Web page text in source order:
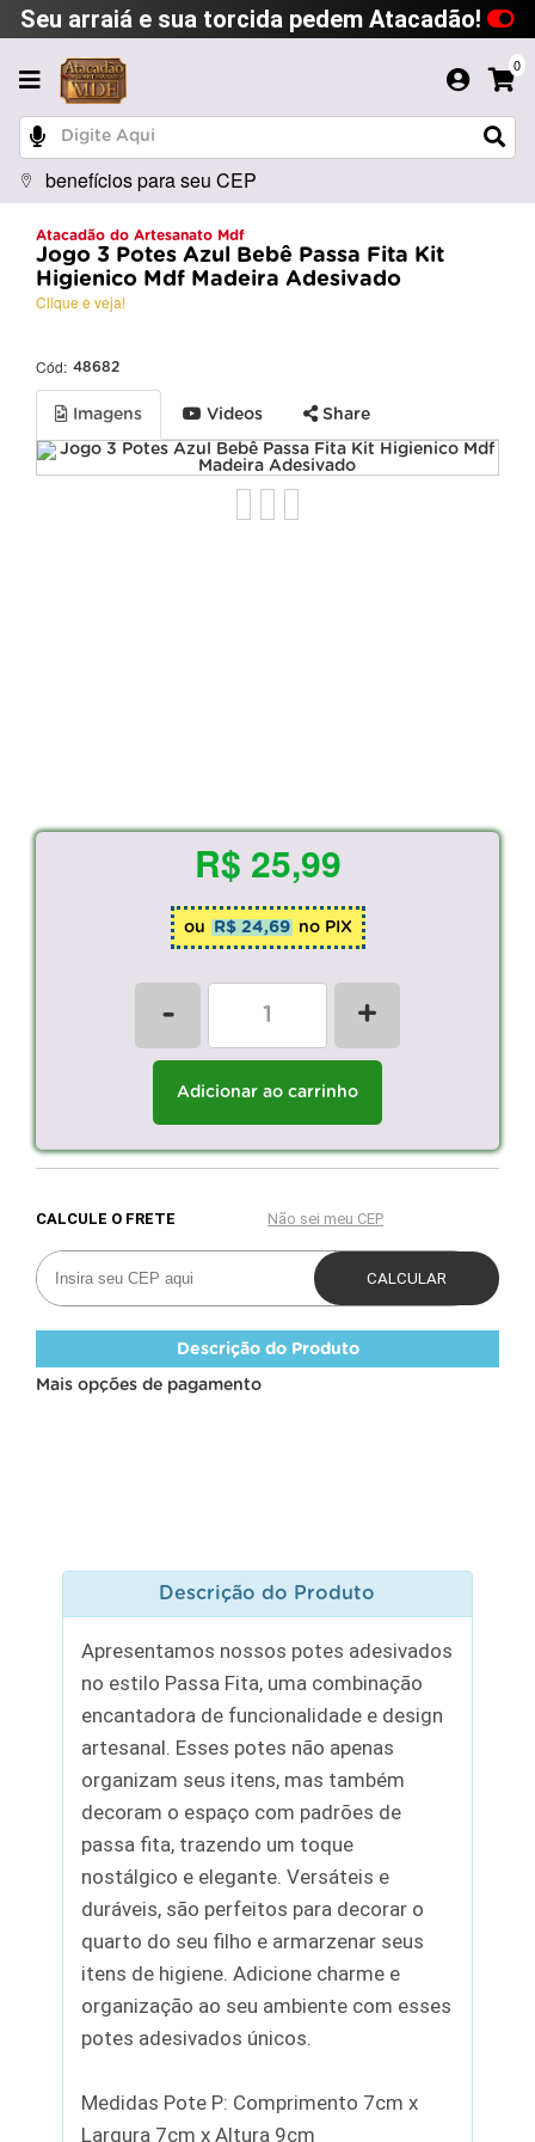
Seu arraiá e sua torcida pedem Atacadão!
0
benefícios para seu CEP
Atacadão do Artesanato Mdf
Jogo 3 Potes Azul Bebê Passa Fita Kit
Higienico Mdf Madeira Adesivado
Clique e veja!
Cód: 48682
Imagens Videos Share
R$ 25,99
ou R$ 24,69 no PIX
- +
Adicionar ao carrinho
Descrição do Produto
Mais opções de pagamento
Descrição do Produto
Apresentamos nossos potes adesivados
no estilo Passa Fita, uma combinação
encantadora de funcionalidade e design
artesanal. Esses potes não apenas
organizam seus itens, mas também
decoram o espaço com padrões de
passa fita, trazendo um toque
nostálgico e elegante. Versáteis e
duráveis, são perfeitos para decorar o
quarto do seu filho e armarzenar seus
itens de higiene. Adicione charme e
organização ao seu ambiente com esses
potes adesivados únicos.
Medidas Pote P: Comprimento 7cm x
Largura 7cm x Altura 9cm